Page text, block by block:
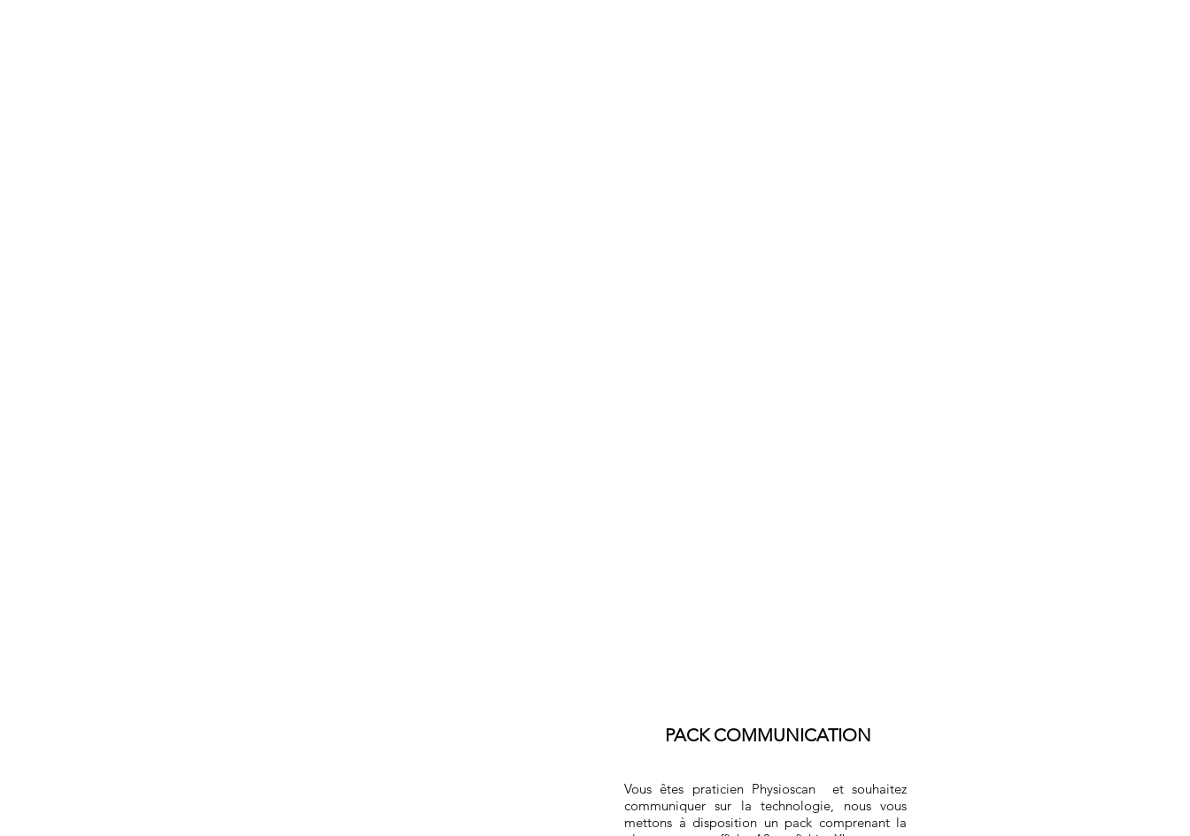
PACK COMMUNICATION
Vous êtes praticien Physioscan et souhaitez
communiquer sur la technologie, nous vous
mettons à disposition un pack comprenant la